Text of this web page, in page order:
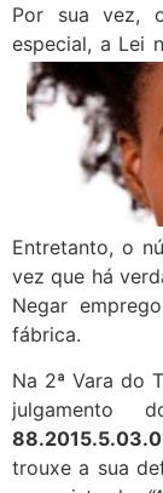
Por sua vez,
especial, a Lei
Entretanto, o
vez que há
Negar
fábrica.
Na 2ª Vara do
julgamento
trouxe a sua